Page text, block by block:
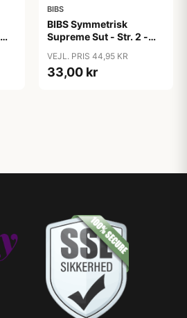
BIBS
BIBS Symmetrisk
Supreme Sut - Str. 2 -
VEJL. PRIS 44,95 KR
33,00 kr